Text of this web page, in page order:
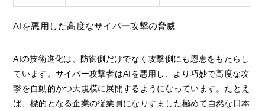
AIを悪用した高度なサイバー攻撃の脅威
AIの技術進化は、防御側だけでなく攻撃側にも恩恵をもたらし
ています。サイバー攻撃者はAIを悪用し、より巧妙で高度な攻
撃を自動的かつ大規模に展開するようになっています。たとえ
ば、標的となる企業の従業員になりすました極めて自然な日本